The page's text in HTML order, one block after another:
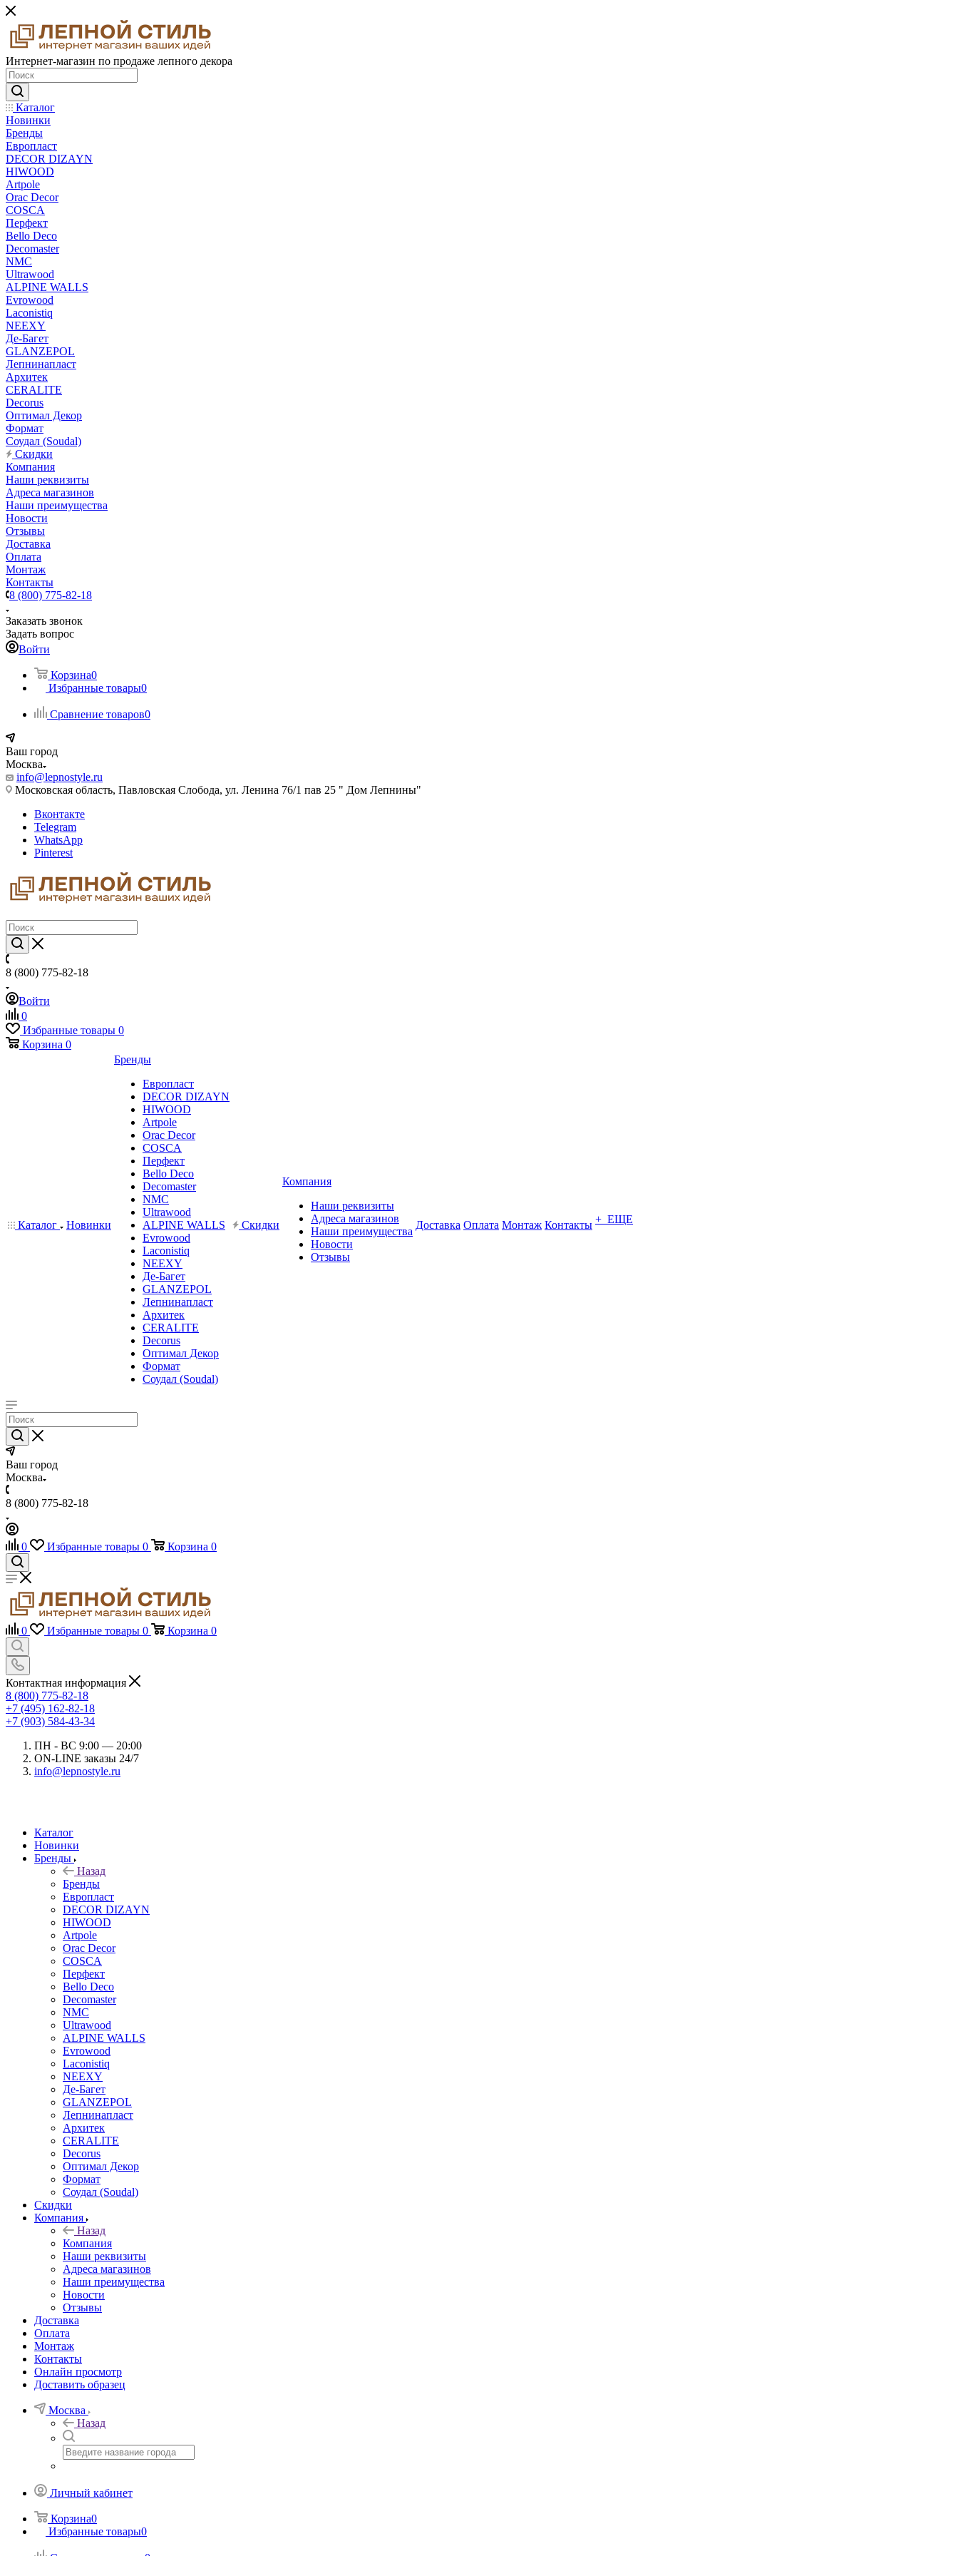
Интернет-магазин по продаже лепного декора
Каталог
Новинки
Бренды
Европласт
DECOR DIZAYN
HIWOOD
Artpole
Orac Decor
COSCA
Перфект
Bello Deco
Decomaster
NMС
Ultrawood
ALPINE WALLS
Evrowood
Laconistiq
NEEXY
Де-Багет
GLANZEPOL
Лепнинапласт
Архитек
CERALITE
Decorus
Оптимал Декор
Формат
Соудал (Soudal)
Скидки
Компания
Наши реквизиты
Адреса магазинов
Наши преимущества
Новости
Отзывы
Доставка
Оплата
Монтаж
Контакты
8 (800) 775-82-18
Заказать звонок
Задать вопрос
Войти
Корзина0
Избранные товары0
Сравнение товаров0
Ваш город
Москва
info@lepnostyle.ru
Московская область, Павловская Слобода, ул. Ленина 76/1 пав 25 " Дом Лепнины"
Вконтакте
Telegram
WhatsApp
Pinterest
8 (800) 775-82-18
Войти
0
Избранные товары 0
Корзина 0
Каталог Новинки
Бренды
Европласт
DECOR DIZAYN
HIWOOD
Artpole
Orac Decor
COSCA
Перфект
Bello Deco
Decomaster
NMС
Ultrawood
ALPINE WALLS
Evrowood
Laconistiq
NEEXY
Де-Багет
GLANZEPOL
Лепнинапласт
Архитек
CERALITE
Decorus
Оптимал Декор
Формат
Соудал (Soudal)
Скидки
Компания
Наши реквизиты
Адреса магазинов
Наши преимущества
Новости
Отзывы
Доставка Оплата Монтаж Контакты + ЕЩЕ
Ваш город
Москва
8 (800) 775-82-18
0 Избранные товары 0 Корзина 0
0 Избранные товары 0 Корзина 0
Контактная информация
8 (800) 775-82-18
+7 (495) 162-82-18
+7 (903) 584-43-34
ПН - ВС 9:00 — 20:00
ON-LINE заказы 24/7
info@lepnostyle.ru
Каталог
Новинки
Бренды
Назад
Бренды
Европласт
DECOR DIZAYN
HIWOOD
Artpole
Orac Decor
COSCA
Перфект
Bello Deco
Decomaster
NMС
Ultrawood
ALPINE WALLS
Evrowood
Laconistiq
NEEXY
Де-Багет
GLANZEPOL
Лепнинапласт
Архитек
CERALITE
Decorus
Оптимал Декор
Формат
Соудал (Soudal)
Скидки
Компания
Назад
Компания
Наши реквизиты
Адреса магазинов
Наши преимущества
Новости
Отзывы
Доставка
Оплата
Монтаж
Контакты
Онлайн просмотр
Доставить образец
Москва
Назад
Личный кабинет
Корзина0
Избранные товары0